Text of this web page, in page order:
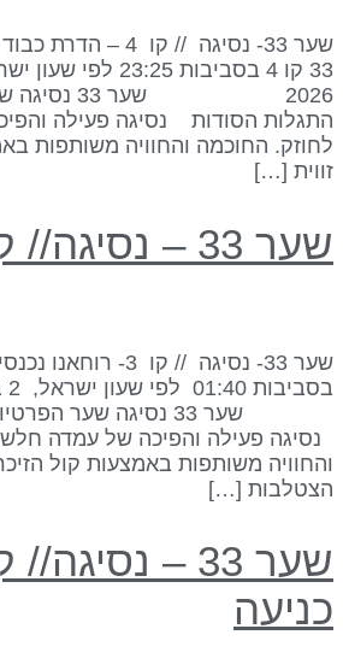
שער 33- נסיגה // קו 4 –
2026 שער 33
הסודות נסיגה פעילה
החוכמה והחוויה משותפות
[…]
33 – נסיגה// ק 3 – רוח
שער 33 נסיגה שער
פעילה והפיכה של עמדה
משותפות באמצעות קול
[…]